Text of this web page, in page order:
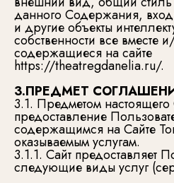
данного Содержания,
и другие объекты
собственности все вместе
содержащиеся на сайте
https://theatregdanelia.ru/.
3.ПРЕДМЕТ
3.1. Предметом
предоставление
содержащимся на Сайте
оказываемым услугам.
3.1.1. Сайт предоставляет
следующие виды услуг